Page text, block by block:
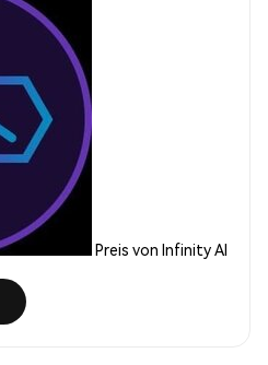
Preis von Infinity AI